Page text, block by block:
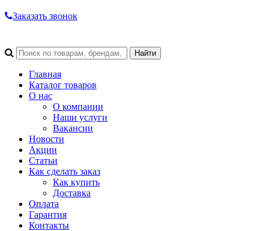
Заказать звонок
Главная
Каталог товаров
О нас
О компании
Наши услуги
Вакансии
Новости
Акции
Статьи
Как сделать заказ
Как купить
Доставка
Оплата
Гарантия
Контакты